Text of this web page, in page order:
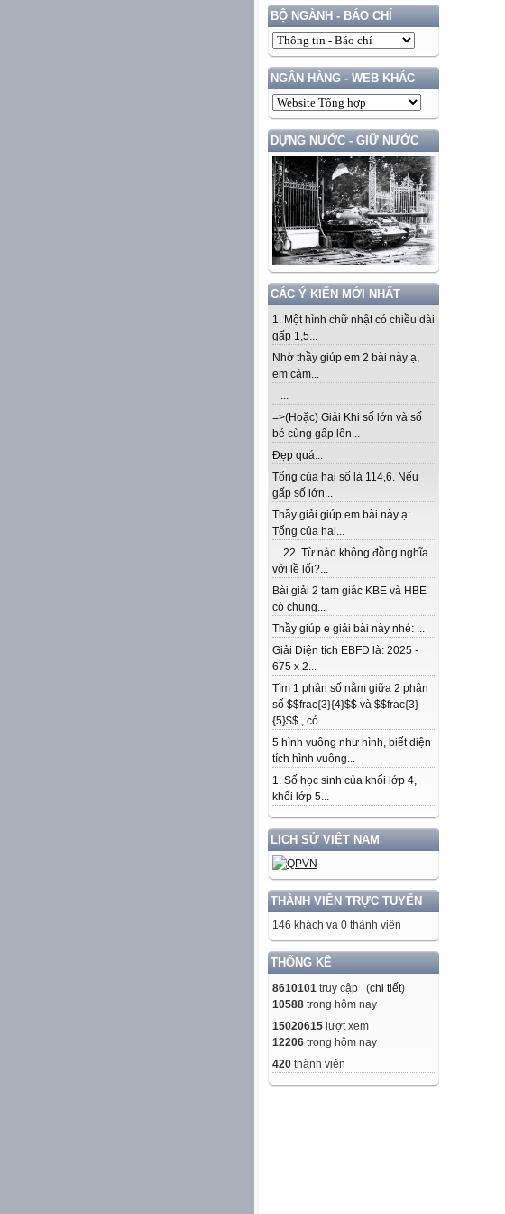
BỘ NGÀNH - BÁO CHÍ
NGÂN HÀNG - WEB KHÁC
DỰNG NƯỚC - GIỮ NƯỚC
CÁC Ý KIẾN MỚI NHẤT
1. Một hình chữ nhật có chiều dài
gấp 1,5...
Nhờ thầy giúp em 2 bài này ạ,
em cảm...
...
=>(Hoặc) Giải Khi số lớn và số
bé cùng gấp lên...
Đẹp quá...
Tổng của hai số là 114,6. Nếu
gấp số lớn...
Thầy giải giúp em bài này ạ:
Tổng của hai...
22. Từ nào không đồng nghĩa
với lề lối?...
Bài giải 2 tam giác KBE và HBE
có chung...
Thầy giúp e giải bài này nhé: ...
Giải Diện tích EBFD là: 2025 -
675 x 2...
Tìm 1 phân số nằm giữa 2 phân
số $$frac{3}{4}$$ và $$frac{3}
{5}$$ , có...
5 hình vuông như hình, biết diện
tích hình vuông...
1. Số học sinh của khối lớp 4,
khối lớp 5...
LỊCH SỬ VIỆT NAM
THÀNH VIÊN TRỰC TUYẾN
146 khách và 0 thành viên
THỐNG KÊ
8610101 truy cập (chi tiết)
10588 trong hôm nay
15020615 lượt xem
12206 trong hôm nay
420 thành viên